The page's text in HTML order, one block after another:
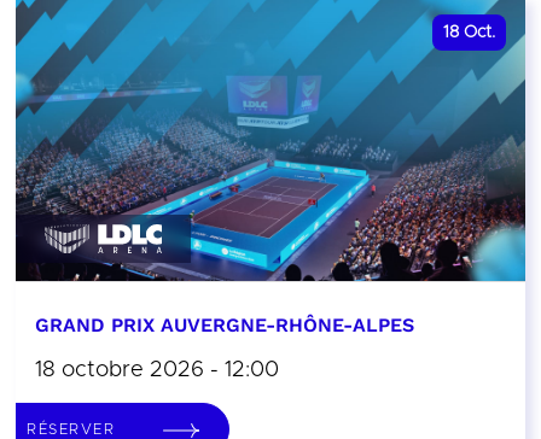
18 Oct.
GRAND PRIX AUVERGNE-RHÔNE-ALPES
18 octobre 2026 - 12:00
RÉSERVER